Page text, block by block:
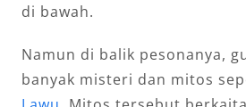
di bawah.
Namun di balik pesonanya,
banyak misteri dan mitos